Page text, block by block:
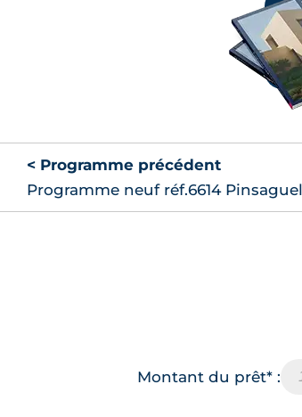
< Programme précédent
Programme neuf réf.6614 Pinsaguel
Montant du prêt* :